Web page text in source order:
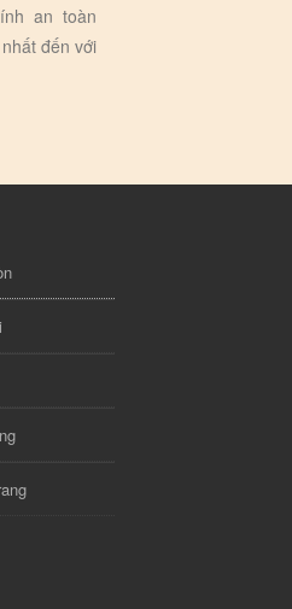
an toàn
đến với